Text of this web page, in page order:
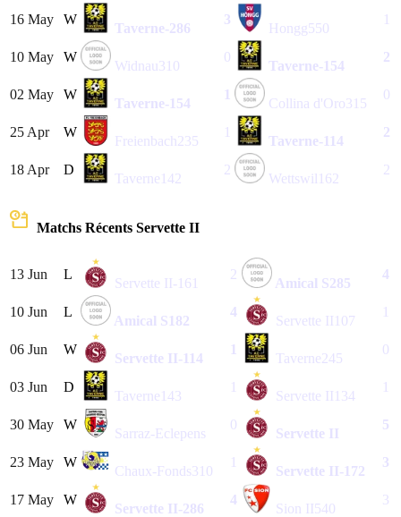
16 May W
Taverne-286
3
Hongg550
10 May W
Widnau 310
0
Taverne-154
2
02 May W
Taverne-154
1
Collina d'Oro 315
0
25 Apr W
Freienbach235 Taverne-114
2
18 Apr D
Taverne 142
2
Wettswil 162
2
Matchs Récents Servette II
13 Jun L
Servette II-161
2
Amical S285
4
10 Jun L
Amical S 182
4
Servette II 107
1
06 Jun W
Servette II-114
1
Taverne245
0
03 Jun D
Taverne 143
1
Servette II 134
1
30 May W
Sarraz-Eclepens
0
Servette II
5
23 May W
Chaux-Fonds 310
1
Servette II-172
3
17 May W
Servette II-286
4
Sion II 540
3